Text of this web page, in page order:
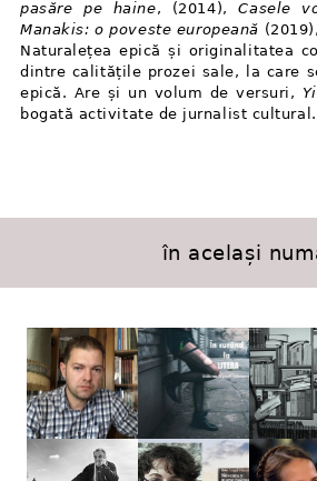
pasăre pe haine, (2014),Casele
Manakis: o poveste europeană
Naturalețea epică și originalitatea
dintre calitățile prozei sale, la care
epică. Are și un volum de versuri,
bogată activitate de jurnalist cultural.
în același